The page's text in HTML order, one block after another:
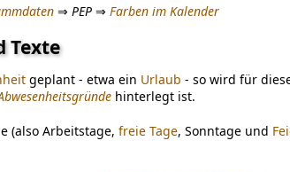
⇒ PEP ⇒ Farben im Kalender
Texte
geplant - etwa ein Urlaub - so wird für
hinterlegt ist.
(also Arbeitstage, freie Tage, Sonntage und